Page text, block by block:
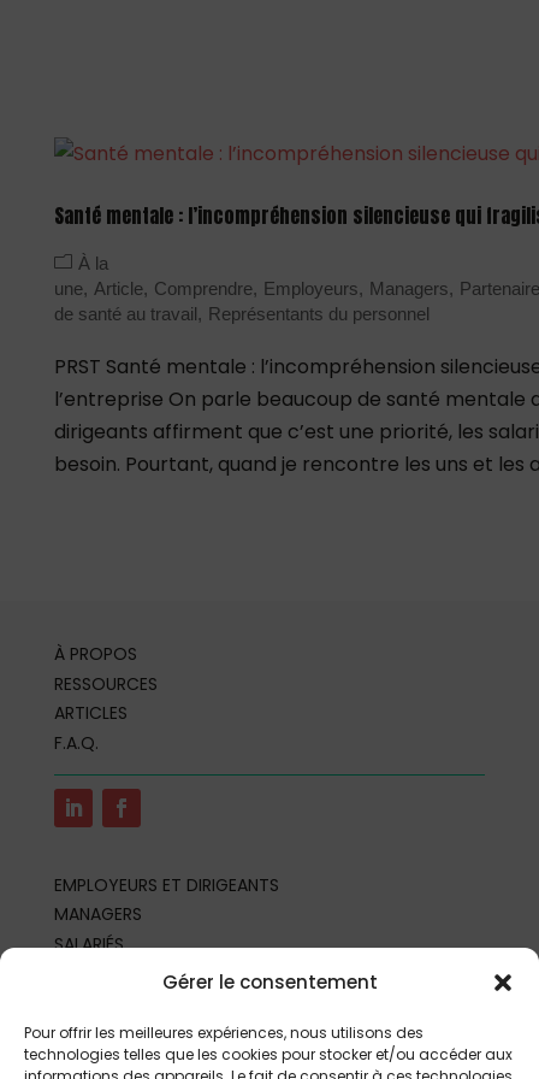
Gérer le consentement
Pour offrir les meilleures expériences, nous utilisons des
technologies telles que les cookies pour stocker et/ou accéder aux
Santé mentale : l’incompréhension silencieuse qui
À la
une
Article Comprendre Employeurs Managers
de santé au travail
Représentants du personnel
PRST Santé mentale : l’incompréhension
l’entreprise On parle beaucoup de santé mentale
dirigeants affirment que c’est une priorité, les
besoin. Pourtant, quand je rencontre les uns et les
À PROPOS
RESSOURCES
ARTICLES
F.A.Q.
EMPLOYEURS ET DIRIGEANTS
MANAGERS
SALARIÉS
REPRÉSENTANTS DU PERSONNEL
PARTENAIRES ET PROFESSIONNELS